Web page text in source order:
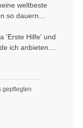
weltbeste
so dauern...
'Erste Hilfe' und
ich anbieten....
gepflegten